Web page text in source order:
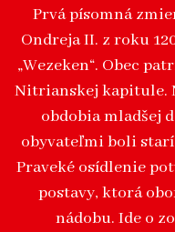
Prvá písomná
Ondreja II. z roku
„Wezeken“. Obec
Nitrianskej kapitule.
obdobia mladšej
obyvateľmi boli
Praveké osídlenie
postavy, ktorá
nádobu. Ide o